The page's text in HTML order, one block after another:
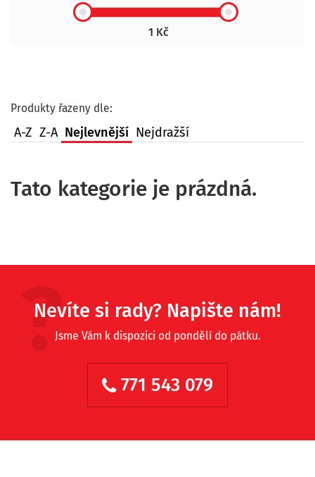
1 Kč
Produkty řazeny dle:
A-Z Z-A Nejlevnější Nejdražší
Tato kategorie je prázdná.
Nevíte si rady? Napište nám!
Jsme Vám k dispozici od pondělí do pátku.
771 543 079